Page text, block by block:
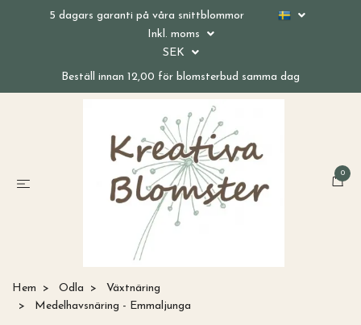
5 dagars garanti på våra snittblommor
Inkl. moms
SEK
Beställ innan 12,00 för blomsterbud samma dag
0
Hem Odla
Växtnäring
Medelhavsnäring - Emmaljunga